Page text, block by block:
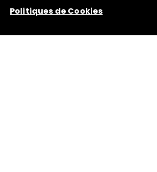
Politiques de Cookies